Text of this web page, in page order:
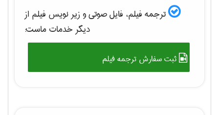
ترجمه فیلم، فایل صوتی و زیر نویس فیلم از
دیگر خدمات ماست:
ثبت سفارش ترجمه فیلم